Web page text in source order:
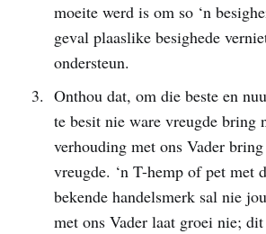
moeite werd is om so ‘n
geval plaaslike besighede
ondersteun.
Onthou dat, om die beste en
te besit nie ware vreugde bring
verhouding met ons Vader
vreugde. ‘n T-hemp of pet met
bekende handelsmerk sal nie
met ons Vader laat groei nie;